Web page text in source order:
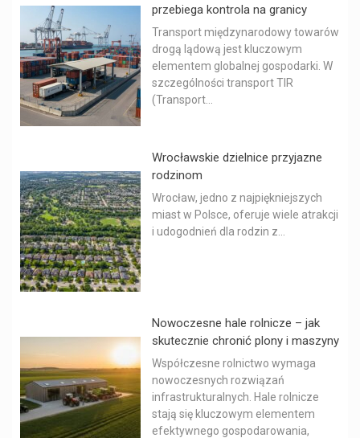
przebiega kontrola na granicy
Transport międzynarodowy towarów
drogą lądową jest kluczowym
elementem globalnej gospodarki. W
szczególności transport TIR
(Transport...
Wrocławskie dzielnice przyjazne
rodzinom
Wrocław, jedno z najpiękniejszych
miast w Polsce, oferuje wiele atrakcji
i udogodnień dla rodzin z...
Nowoczesne hale rolnicze – jak
skutecznie chronić plony i maszyny
Współczesne rolnictwo wymaga
nowoczesnych rozwiązań
infrastrukturalnych. Hale rolnicze
stają się kluczowym elementem
efektywnego gospodarowania,